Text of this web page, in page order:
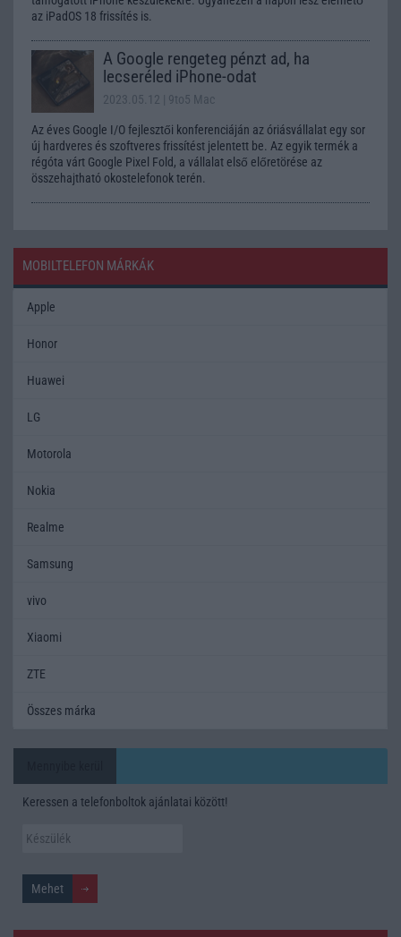
az iPadOS 18 frissítés is.
A Google rengeteg pénzt ad, ha
lecseréled iPhone-odat
2023.05.12 | 9to5 Mac
Az éves Google I/O fejlesztői konferenciáján az óriásvállalat egy sor
új hardveres és szoftveres frissítést jelentett be. Az egyik termék a
régóta várt Google Pixel Fold, a vállalat első előretörése az
összehajtható okostelefonok terén.
MOBILTELEFON MÁRKÁK
Apple
Honor
Huawei
LG
Motorola
Nokia
Realme
Samsung
vivo
Xiaomi
ZTE
Összes márka
Keressen a telefonboltok ajánlatai között!